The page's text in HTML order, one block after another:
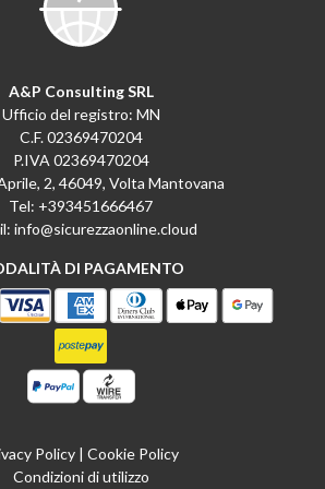
A&P Consulting SRL
Ufficio del registro: MN
C.F. 02369470204
P.IVA 02369470204
2, 46049, Volta Mantovana
Tel: +393451666467
info@sicurezzaonline.cloud
DI PAGAMENTO
Policy
Cookie Policy
Condizioni di utilizzo